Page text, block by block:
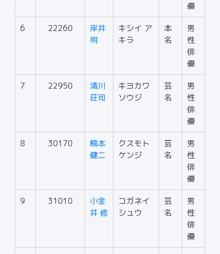
優
6 22260
岸井
明
キシイ ア
キラ
本
名
男
性
俳
優
7 22950
清川
荘司
キヨカワ
ソウジ
芸
名
男
性
俳
優
8 30170
楠本
健二
クスモト
ケンジ
芸
名
男
性
俳
優
9 31010
小金
井 修
コガネイ
シュウ
芸
名
男
性
俳
優